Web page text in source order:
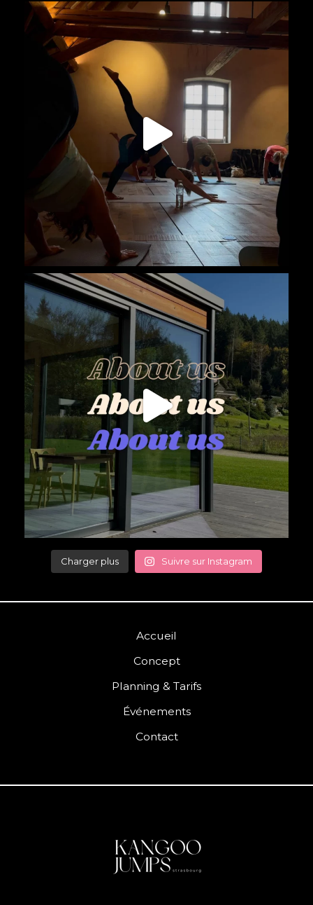
Charger plus Suivre sur Instagram
Accueil
Concept
Planning & Tarifs
Événements
Contact